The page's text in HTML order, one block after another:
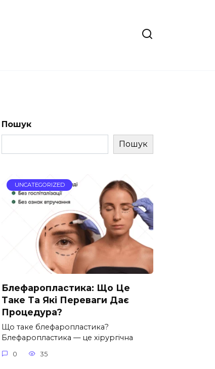
Пошук
Пошук
UNCATEGORIZED
Блефаропластика: Що Це
Таке Та Які Переваги Дає
Процедура?
Що таке блефаропластика?
Блефаропластика — це хірургічна
0 35